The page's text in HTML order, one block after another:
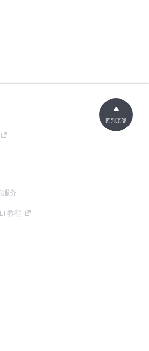
服务
教程
回到顶部